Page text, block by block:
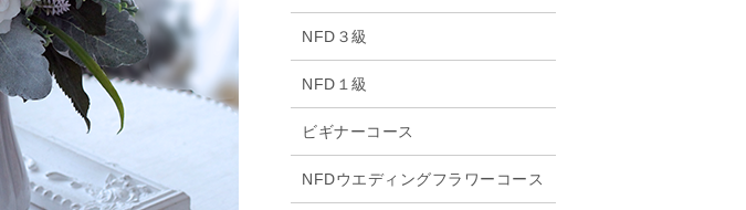
NFD３級
NFD１級
ビギナーコース
NFDウエディングフラワーコース